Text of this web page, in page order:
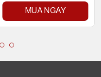
MUA NGAY